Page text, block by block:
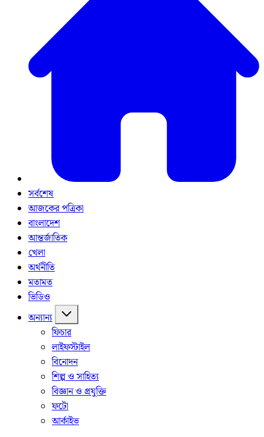
সর্বশেষ
আজকের পত্রিকা
বাংলাদেশ
আন্তর্জাতিক
খেলা
অর্থনীতি
মতামত
ভিডিও
অন্যান্য
ফিচার
লাইফস্টাইল
বিনোদন
শিল্প ও সাহিত্য
বিজ্ঞান ও প্রযুক্তি
ফটো
আর্কাইভ